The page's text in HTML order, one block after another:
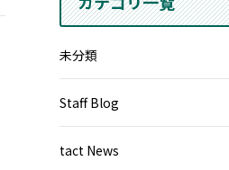
未分類
Staff Blog
tact News